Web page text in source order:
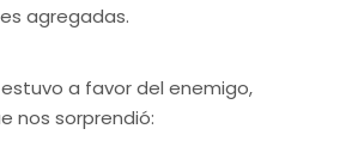
agregadas.
a favor del enemigo,
nos sorprendió: